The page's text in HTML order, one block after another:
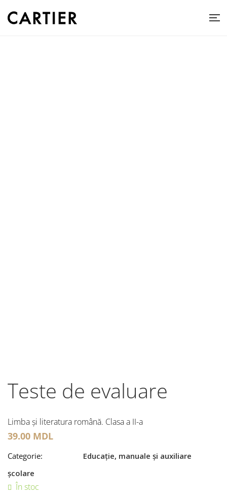
Teste de evaluare
Limba și literatura română. Clasa a II-a
39.00 MDL
Categorie:
Educație, manuale și auxiliare
școlare
În stoc